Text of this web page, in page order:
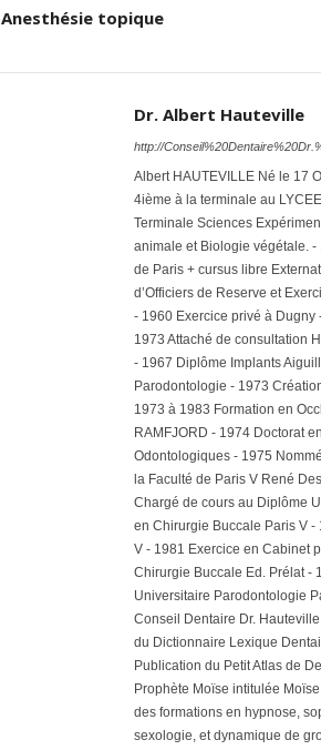
Anesthésie topique
Dr. Albert Hauteville
http://
Albert HAUTEVILLE Né le 17
4ième à la terminale au
Terminale Sciences
animale et Biologie végétale. -
de Paris + cursus libre
d’Officiers de Reserve et
- 1960 Exercice privé à
1973 Attaché de consultation
- 1967 Diplôme Implants
Parodontologie - 1973
1973 à 1983 Formation en
RAMFJORD - 1974 Doctorat
Odontologiques - 1975
la Faculté de Paris V René
Chargé de cours au Diplôme
en Chirurgie Buccale Paris V -
V - 1981 Exercice en Cabinet
Chirurgie Buccale Ed. Prélat -
Universitaire Parodontologie
Conseil Dentaire Dr.
du Dictionnaire Lexique
Publication du Petit Atlas de
Prophète Moïse intitulée
des formations en hypnose,
sexologie, et dynamique de